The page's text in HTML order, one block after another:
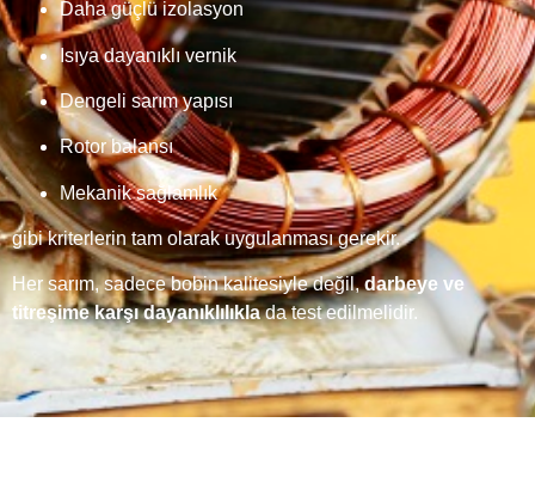
Daha güçlü izolasyon
Isıya dayanıklı vernik
Dengeli sarım yapısı
Rotor balansı
Mekanik sağlamlık
gibi kriterlerin tam olarak uygulanması gerekir.
Her sarım, sadece bobin kalitesiyle değil,darbeye ve
titreşime karşı dayanıklılıklada test edilmelidir.